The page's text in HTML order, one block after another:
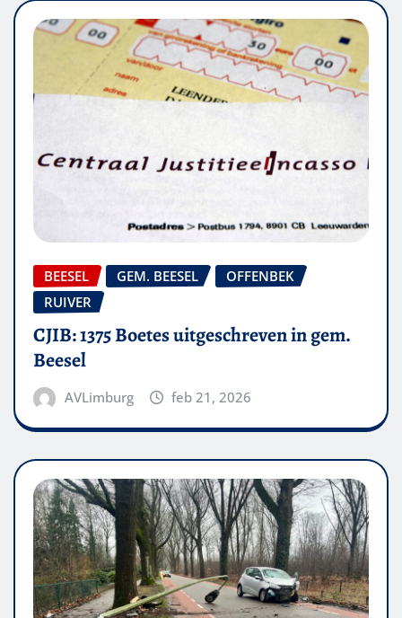
BEESEL GEM. BEESEL
OFFENBEK
RUIVER
CJIB: 1375 Boetes uitgeschreven in gem.
Beesel
AVLimburg feb 21, 2026